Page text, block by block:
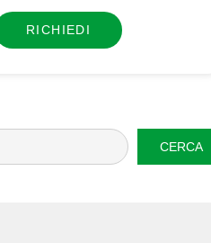
RICHIEDI
CERCA